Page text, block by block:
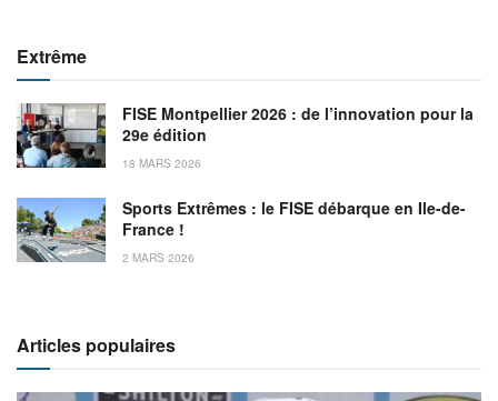
Extrême
FISE Montpellier 2026 : de l’innovation pour la
29e édition
18 MARS 2026
Sports Extrêmes : le FISE débarque en Ile-de-
France !
2 MARS 2026
Articles populaires